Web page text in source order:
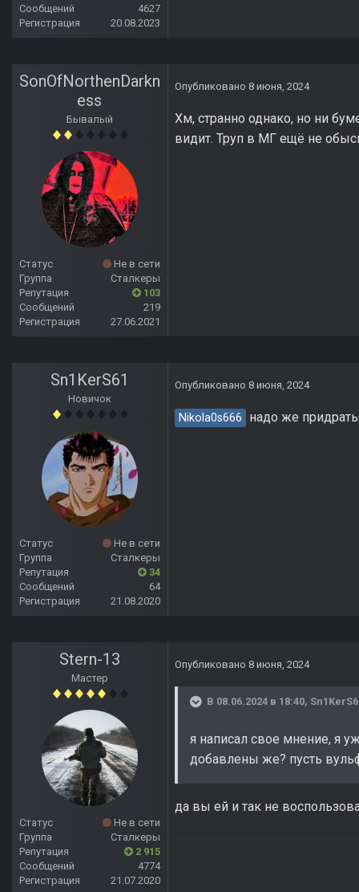
Сообщений
4627
Регистрация
20.08.2023
SonOfNorthenDarkn
ess
Бывалый
Статус
Не в сети
Группа
Сталкеры
Репутация
103
Сообщений
219
Регистрация
27.06.2021
Опубликовано 8 июня, 2024
Хм, странно однако, но ни
видит. Труп в МГ ещё не
Sn1KerS61
Новичок
Статус
Не в сети
Группа
Сталкеры
Репутация
34
Сообщений
64
Регистрация
21.08.2020
Опубликовано 8 июня, 2024
Nikola0s666 надо же
Stern-13
Мастер
Статус
Не в сети
Группа
Сталкеры
Репутация
2 915
Сообщений
4774
Регистрация
21.07.2020
Опубликовано 8 июня, 2024
В 08.06.2024 в 18:40,
я написал свое мнение, я
добавлены же? пусть
да вы ей и так не